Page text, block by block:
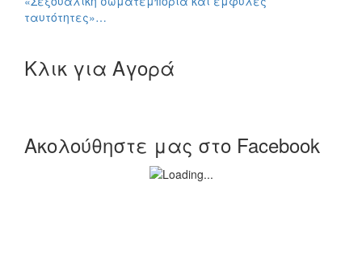
ταυτότητες»…
Κλικ για Αγορά
Ακολούθηστε μας στο Facebook